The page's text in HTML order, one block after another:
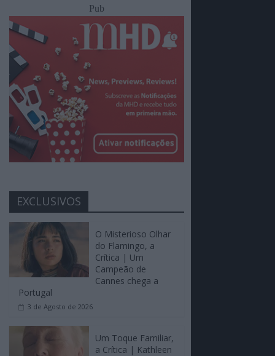
Pub
EXCLUSIVOS
O Misterioso Olhar
do Flamingo, a
Crítica | Um
Campeão de
Cannes chega a
Portugal
3 de Agosto de 2026
Um Toque Familiar,
a Crítica | Kathleen